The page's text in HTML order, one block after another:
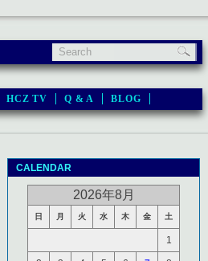
HCZ TV Q & A BLOG
CALENDAR
2026年8月
日 月 火 水 木 金 土
1